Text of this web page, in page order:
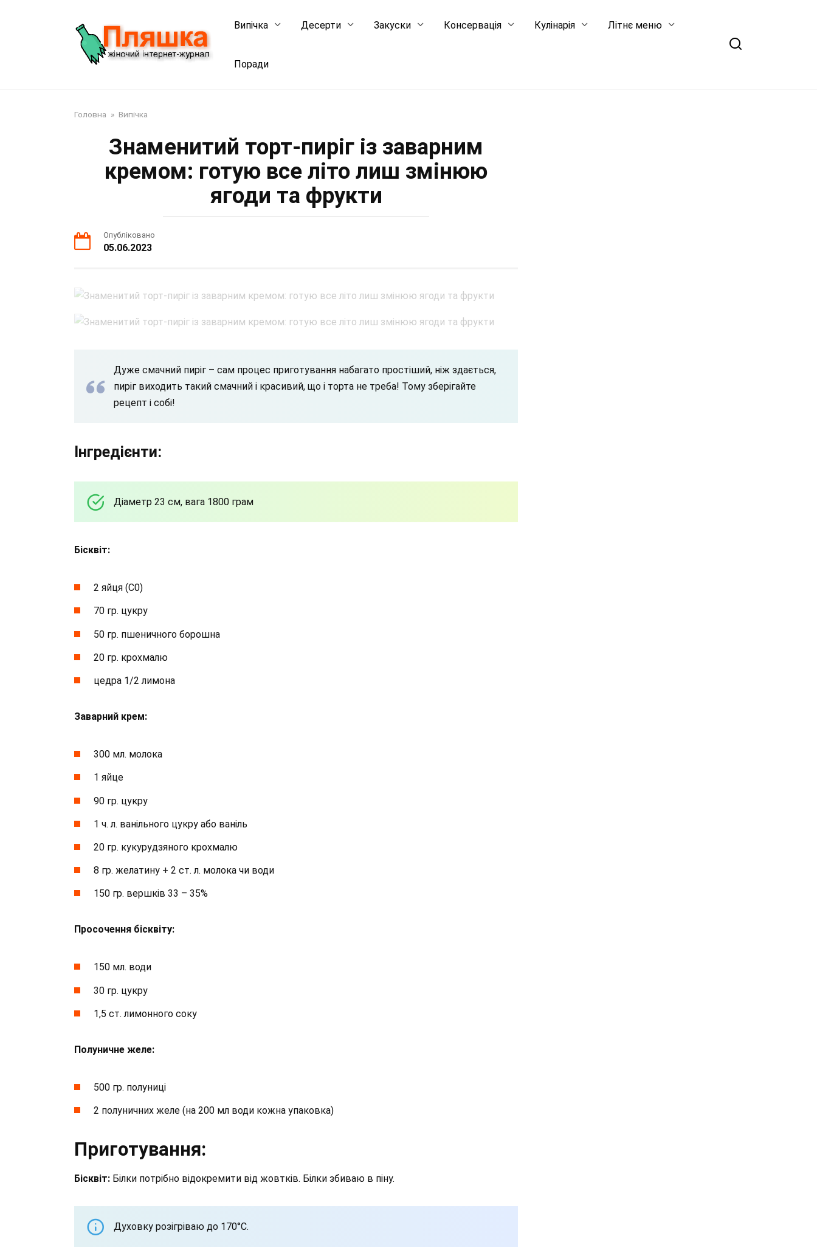
Випічка Десерти Закуски Консервація Кулінарія Літнє меню
Поради
Головна » Випічка
Знаменитий торт-пиріг із заварним
кремом: готую все літо лиш змінюю
ягоди та фрукти
Опубліковано
05.06.2023
Дуже смачний пиріг – сам процес приготування набагато простіший, ніж здається,
пиріг виходить такий смачний і красивий, що і торта не треба! Тому зберігайте
рецепт і собі!
Інгредієнти:
Діаметр 23 см, вага 1800 грам
Бісквіт:
2 яйця (С0)
70 гр. цукру
50 гр. пшеничного борошна
20 гр. крохмалю
цедра 1/2 лимона
Заварний крем:
300 мл. молока
1 яйце
90 гр. цукру
1 ч. л. ванільного цукру або ваніль
20 гр. кукурудзяного крохмалю
8 гр. желатину + 2 ст. л. молока чи води
150 гр. вершків 33 – 35%
Просочення бісквіту:
150 мл. води
30 гр. цукру
1,5 ст. лимонного соку
Полуничне желе:
500 гр. полуниці
2 полуничних желе (на 200 мл води кожна упаковка)
Приготування:
Бісквіт: Білки потрібно відокремити від жовтків. Білки збиваю в піну.
Духовку розігріваю до 170°С.